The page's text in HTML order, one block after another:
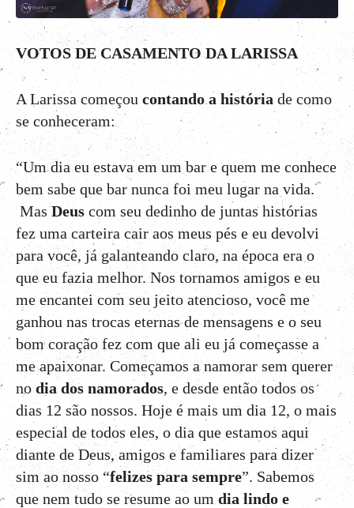
VOTOS DE CASAMENTO DA LARISSA
A Larissa começou contando a história de como
se conheceram:
“Um dia eu estava em um bar e quem me conhece
bem sabe que bar nunca foi meu lugar na vida.
MasDeus com seu dedinho de juntas histórias
fez uma carteira cair aos meus pés e eu devolvi
para você, já galanteando claro, na época era o
que eu fazia melhor. Nos tornamos amigos e eu
me encantei com seu jeito atencioso, você me
ganhou nas trocas eternas de mensagens e o seu
bom coração fez com que ali eu já começasse a
me apaixonar. Começamos a namorar sem querer
no dia dos namorados, e desde então todos os
dias 12 são nossos. Hoje é mais um dia 12, o mais
especial de todos eles, o dia que estamos aqui
diante de Deus, amigos e familiares para dizer
sim ao nosso “felizes para sempre”. Sabemos
que nem tudo se resume ao um dia lindo e